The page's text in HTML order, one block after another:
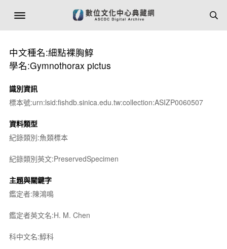
中文種名:細點裸胸鯙
學名:Gymnothorax pictus
識別資訊
標本號:urn:lsid:fishdb.sinica.edu.tw:collection:ASIZP0060507
資料類型
紀錄類別:魚類標本
紀錄類別英文:PreservedSpecimen
主題與關鍵字
鑑定者:陳鴻鳴
鑑定者英文名:H. M. Chen
科中文名:鯙科